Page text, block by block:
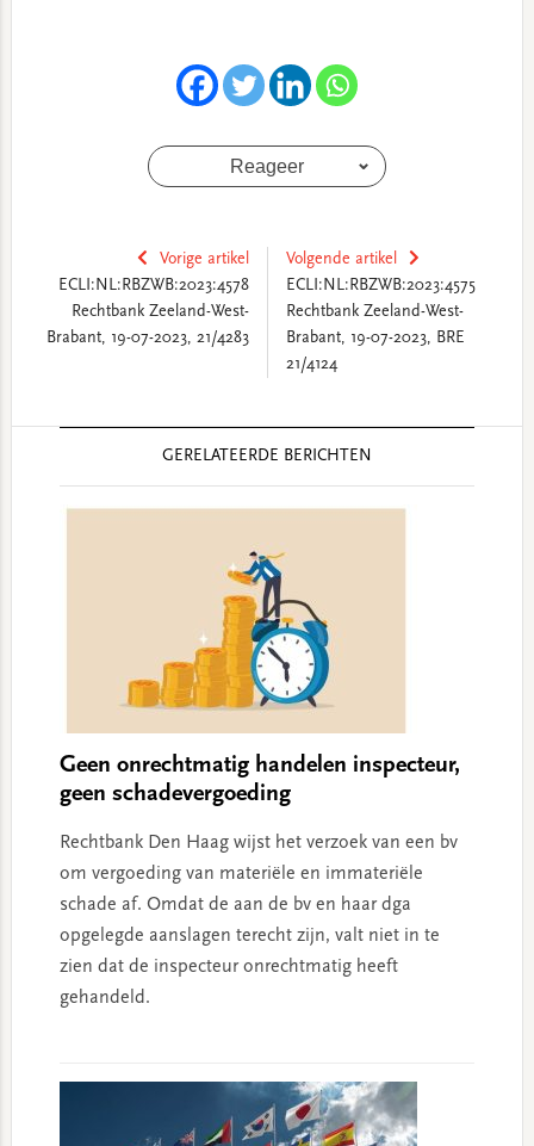
Reageer
Vorige artikel
ECLI:NL:RBZWB:2023:4578
Rechtbank Zeeland-West-
Brabant, 19-07-2023, 21/4283
Volgende artikel
ECLI:NL:RBZWB:2023:4575
Rechtbank Zeeland-West-
Brabant, 19-07-2023, BRE
21/4124
GERELATEERDE BERICHTEN
Geen onrechtmatig handelen inspecteur,
geen schadevergoeding
Rechtbank Den Haag wijst het verzoek van een bv
om vergoeding van materiële en immateriële
schade af. Omdat de aan de bv en haar dga
opgelegde aanslagen terecht zijn, valt niet in te
zien dat de inspecteur onrechtmatig heeft
gehandeld.